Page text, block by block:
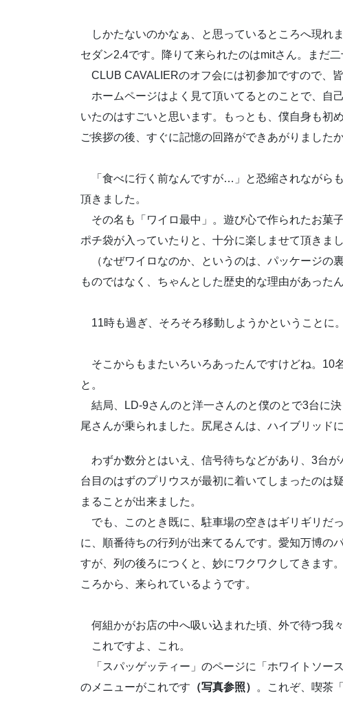
しかたないのかなぁ、と思っているところへ現れ
セダン2.4です。降りて来られたのはmitさん。まだ二
CLUB CAVALIERのオフ会には初参加ですので、
ホームページはよく見て頂いてるとのことで、自
いたのはすごいと思います。もっとも、僕自身も初
ご挨拶の後、すぐに記憶の回路ができあがりました
「食べに行く前なんですが…」と恐縮されながら
頂きました。
その名も「ワイロ最中」。遊び心で作られたお菓
ポチ袋が入っていたりと、十分に楽しませて頂きまし
（なぜワイロなのか、というのは、パッケージの
ものではなく、ちゃんとした歴史的な理由があったん
11時も過ぎ、そろそろ移動しようかということに。
そこからもまたいろいろあったんですけどね。10
と。
結局、LD-9さんのと洋一さんのと僕のとで3台に
尾さんが乗られました。尻尾さんは、ハイブリッド
わずか数分とはいえ、信号待ちなどがあり、3台が
台目のはずのプリウスが最初に着いてしまったのは
まることが出来ました。
でも、このとき既に、駐車場の空きはギリギリだ
に、順番待ちの行列が出来てるんです。愛知万博の
すが、列の後ろにつくと、妙にワクワクしてきます
ころから、来られているようです。
何組かがお店の中へ吸い込まれた頃、外で待つ我
これですよ、これ。
「スパッゲッティー」のページに「ホワイトソー
のメニューがこれです （写真参照） 。これぞ、喫茶